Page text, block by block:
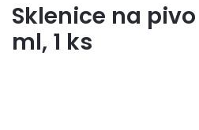
Sklenice na
ml, 1 ks